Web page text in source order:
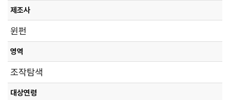
제조사
윈펀
영역
조작탐색
대상연령